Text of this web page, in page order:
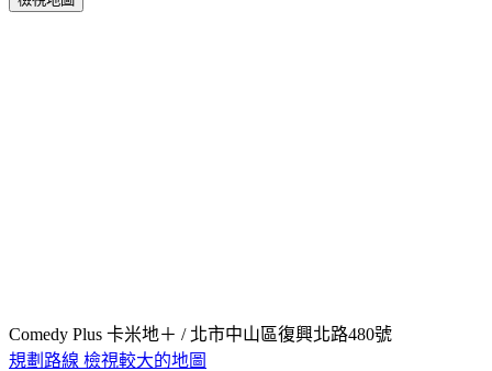
Comedy Plus 卡米地＋ / 北市中山區復興北路480號
規劃路線 檢視較大的地圖